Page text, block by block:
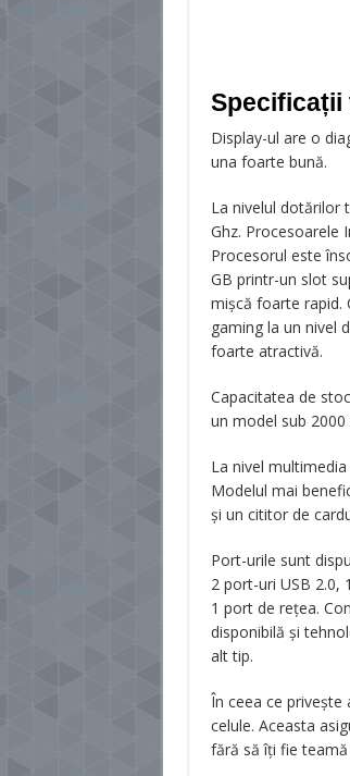
Specificații
Display-ul are o
una foarte bună.
La nivelul dotărilor
Ghz. Procesoarele
Procesorul este
GB printr-un slot
mișcă foarte rapid.
gaming la un nivel
foarte atractivă.
Capacitatea de
un model sub
La nivel
Modelul mai
și un cititor de
Port-urile sunt
2 port-uri USB 2.0,
1 port de rețea.
disponibilă și
alt tip.
În ceea ce privește
celule. Aceasta
fără să îți fie